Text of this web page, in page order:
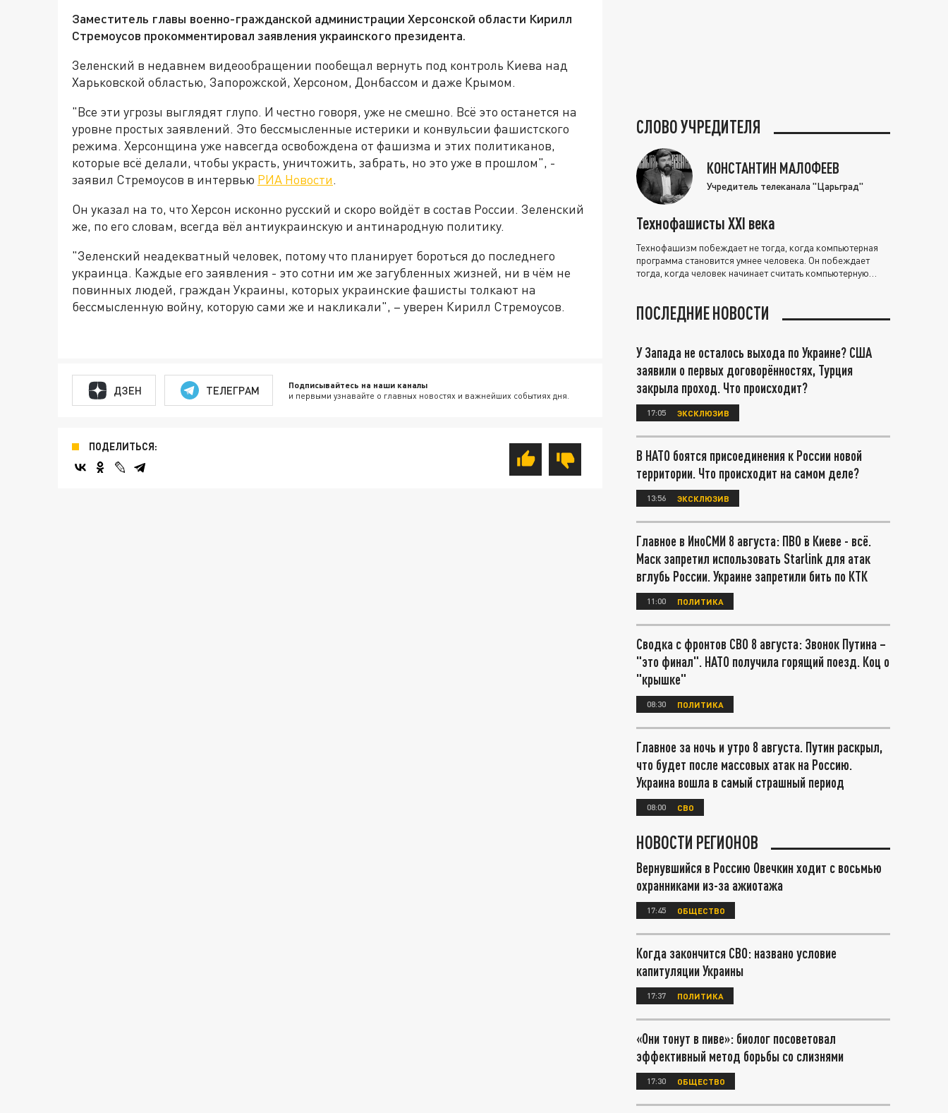
Заместитель главы военно-гражданской администрации Херсонской области Кирилл
Стремоусов прокомментировал заявления украинского президента.
Зеленский в недавнем видеообращении пообещал вернуть под контроль Киева над
Харьковской областью, Запорожской, Херсоном, Донбассом и даже Крымом.
"Все эти угрозы выглядят глупо. И честно говоря, уже не смешно. Всё это останется на
уровне простых заявлений. Это бессмысленные истерики и конвульсии фашистского
режима. Херсонщина уже навсегда освобождена от фашизма и этих политиканов,
которые всё делали, чтобы украсть, уничтожить, забрать, но это уже в прошлом", -
заявил Стремоусов в интервью РИА Новости.
Он указал на то, что Херсон исконно русский и скоро войдёт в состав России. Зеленский
же, по его словам, всегда вёл антиукраинскую и антинародную политику.
"Зеленский неадекватный человек, потому что планирует бороться до последнего
украинца. Каждые его заявления - это сотни им же загубленных жизней, ни в чём не
повинных людей, граждан Украины, которых украинские фашисты толкают на
бессмысленную войну, которую сами же и накликали", – уверен Кирилл Стремоусов.
ДЗЕН ТЕЛЕГРАМ Подписывайтесь на наши каналы
и первыми узнавайте о главных новостях и важнейших событиях дня.
ПОДЕЛИТЬСЯ:
СЛОВО УЧРЕДИТЕЛЯ
КОНСТАНТИН МАЛОФЕЕВ
Учредитель телеканала "Царьград"
Технофашисты XXI века
Технофашизм побеждает не тогда, когда компьютерная
программа становится умнее человека. Он побеждает
тогда, когда человек начинает считать компьютерную
ПОСЛЕДНИЕ НОВОСТИ
У Запада не осталось выхода по Украине? США
заявили о первых договорённостях, Турция
закрыла проход. Что происходит?
17:05 ЭКСКЛЮЗИВ
В НАТО боятся присоединения к России новой
территории. Что происходит на самом деле?
13:56 ЭКСКЛЮЗИВ
Главное в ИноСМИ 8 августа: ПВО в Киеве - всё.
Маск запретил использовать Starlink для атак
вглубь России. Украине запретили бить по КТК
11:00 ПОЛИТИКА
Сводка с фронтов СВО 8 августа: Звонок Путина –
"это финал". НАТО получила горящий поезд. Коц о
"крышке"
08:30 ПОЛИТИКА
Главное за ночь и утро 8 августа. Путин раскрыл,
что будет после массовых атак на Россию.
Украина вошла в самый страшный период
08:00 СВО
НОВОСТИ РЕГИОНОВ
Вернувшийся в Россию Овечкин ходит с восьмью
охранниками из-за ажиотажа
17:45 ОБЩЕСТВО
Когда закончится СВО: названо условие
капитуляции Украины
17:37 ПОЛИТИКА
«Они тонут в пиве»: биолог посоветовал
эффективный метод борьбы со слизнями
17:30 ОБЩЕСТВО